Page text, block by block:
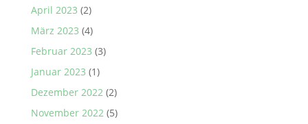
April 2023 (2)
März 2023 (4)
Februar 2023 (3)
Januar 2023 (1)
Dezember 2022(2)
November 2022(5)